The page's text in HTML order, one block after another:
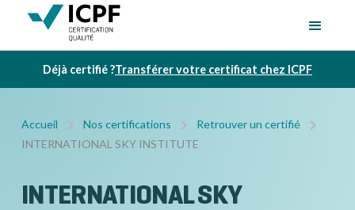
Déjà certifié ?Transférer votre certificat chez ICPF
Accueil Nos certifications
Retrouver un certifié
INTERNATIONAL SKY INSTITUTE
INTERNATIONAL SKY